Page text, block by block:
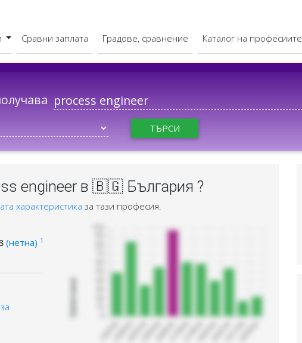
Сравни заплата Градове, сравнение Каталог на професиите
ТЪРСИ
engineer в 🇧🇬 България ?
характеристика за тази професия.
(нетна) 1